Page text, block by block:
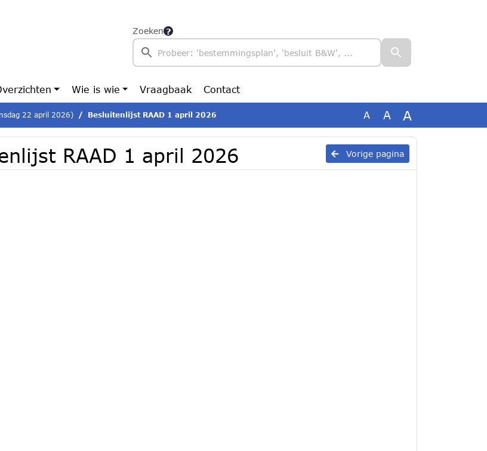
Zoeken
Wie is wie Vraagbaak Contact
22 april 2026) Besluitenlijst RAAD 1 april 2026 A A A
Vorige pagina
RAAD 1 april 2026